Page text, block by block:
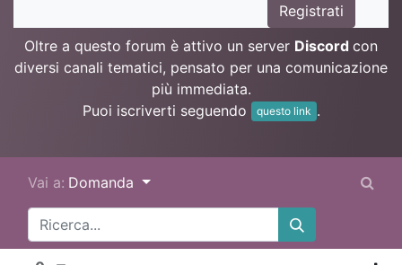
Registrati
Oltre a questo forum è attivo un server Discord con
diversi canali tematici, pensato per una comunicazione
più immediata.
Puoi iscriverti seguendo
questo link .
Vai a: Domanda